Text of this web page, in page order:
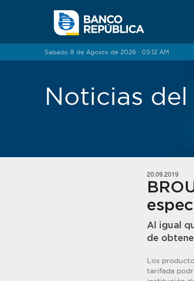
Sabado 8 de Agosto de 2026 · 05:12 AM
Noticias del
20.09.2019
Al igual
de
Los
tarifada